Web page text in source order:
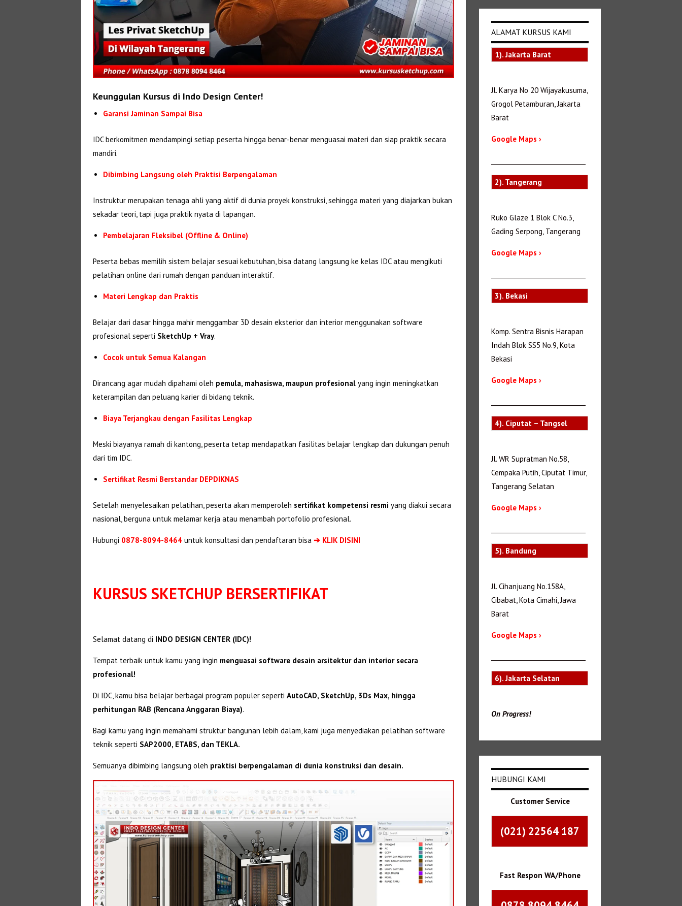
Keunggulan Kursus di Indo Design Center!
Garansi Jaminan Sampai Bisa
IDC berkomitmen mendampingi setiap peserta hingga benar-benar menguasai materi dan siap praktik secara
mandiri.
Dibimbing Langsung oleh Praktisi Berpengalaman
Instruktur merupakan tenaga ahli yang aktif di dunia proyek konstruksi, sehingga materi yang diajarkan bukan
sekadar teori, tapi juga praktik nyata di lapangan.
Pembelajaran Fleksibel (Offline & Online)
Peserta bebas memilih sistem belajar sesuai kebutuhan, bisa datang langsung ke kelas IDC atau mengikuti
pelatihan online dari rumah dengan panduan interaktif.
Materi Lengkap dan Praktis
Belajar dari dasar hingga mahir menggambar 3D desain eksterior dan interior menggunakan software
profesional seperti SketchUp + Vray.
Cocok untuk Semua Kalangan
Dirancang agar mudah dipahami oleh pemula, mahasiswa, maupun profesionalyang ingin meningkatkan
keterampilan dan peluang karier di bidang teknik.
Biaya Terjangkau dengan Fasilitas Lengkap
Meski biayanya ramah di kantong, peserta tetap mendapatkan fasilitas belajar lengkap dan dukungan penuh
dari tim IDC.
Sertifikat Resmi Berstandar DEPDIKNAS
Setelah menyelesaikan pelatihan, peserta akan memperoleh sertifikat kompetensi resmi yang diakui secara
nasional, berguna untuk melamar kerja atau menambah portofolio profesional.
Hubungi 0878-8094-8464untuk konsultasi dan pendaftaran bisa ➔ KLIK DISINI
KURSUS SKETCHUP BERSERTIFIKAT
Selamat datang di INDO DESIGN CENTER (IDC)!
Tempat terbaik untuk kamu yang ingin menguasai software desain arsitektur dan interior secara
profesional!
Di IDC, kamu bisa belajar berbagai program populer seperti AutoCAD, SketchUp, 3Ds Max, hingga
perhitungan RAB (Rencana Anggaran Biaya).
Bagi kamu yang ingin memahami struktur bangunan lebih dalam, kami juga menyediakan pelatihan software
teknik seperti SAP2000, ETABS, dan TEKLA.
Semuanya dibimbing langsung oleh praktisi berpengalaman di dunia konstruksi dan desain.
ALAMAT KURSUS KAMI
1). Jakarta Barat
Jl. Karya No 20 Wijayakusuma,
Grogol Petamburan, Jakarta
Barat
Google Maps ›
2). Tangerang
Ruko Glaze 1 Blok C No.3,
Gading Serpong, Tangerang
Google Maps ›
3). Bekasi
Komp. Sentra Bisnis Harapan
Indah Blok SS5 No.9, Kota
Bekasi
Google Maps ›
4). Ciputat – Tangsel
Jl. WR Supratman No.58,
Cempaka Putih, Ciputat Timur,
Tangerang Selatan
Google Maps ›
5). Bandung
Jl. Cihanjuang No.158A,
Cibabat, Kota Cimahi, Jawa
Barat
Google Maps ›
6). Jakarta Selatan
On Progress!
HUBUNGI KAMI
Customer Service
(021) 22564 187
Fast Respon WA/Phone